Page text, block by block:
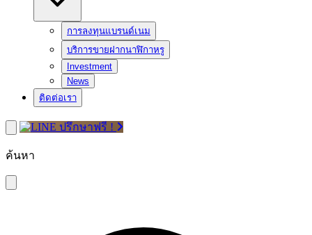
การลงทุนแบรนด์เนม
บริการขายฝากนาฬิกาหรู
Investment
News
ติดต่อเรา
ปรึกษาฟรี !
ค้นหา